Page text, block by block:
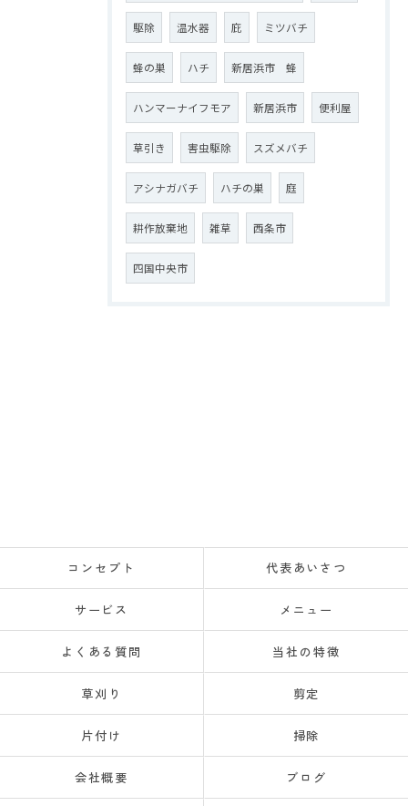
駆除 温水器 庇 ミツバチ
蜂の巣 ハチ 新居浜市 蜂
ハンマーナイフモア 新居浜市 便利屋
草引き 害虫駆除 スズメバチ
アシナガバチ ハチの巣 庭
耕作放棄地 雑草 西条市
四国中央市
コンセプト 代表あいさつ
サービス メニュー
よくある質問 当社の特徴
草刈り 剪定
片付け 掃除
会社概要 ブログ